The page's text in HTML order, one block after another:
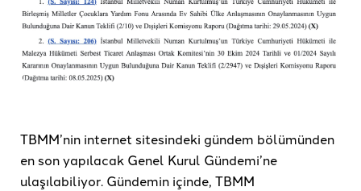
TBMM’nin internet sitesindeki gündem bölümünden
en son yapılacak Genel Kurul Gündemi’ne
ulaşılabiliyor. Gündemin içinde, TBMM